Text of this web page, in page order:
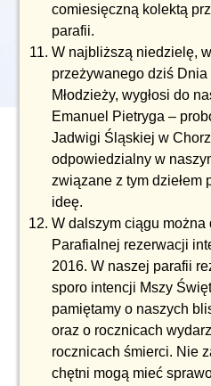
comiesięczną kolektą
parafii.
W najbliższą niedzielę,
przeżywanego dziś
Młodzieży, wygłosi do
Emanuel Pietryga –
Jadwigi Śląskiej w
odpowiedzialny w
związane z tym dziełem
ideę.
W dalszym ciągu
Parafialnej rezerwacji
2016. W naszej parafii
sporo intencji Mszy
pamiętamy o naszych
oraz o rocznicach
rocznicach śmierci. Nie
chętni mogą mieć